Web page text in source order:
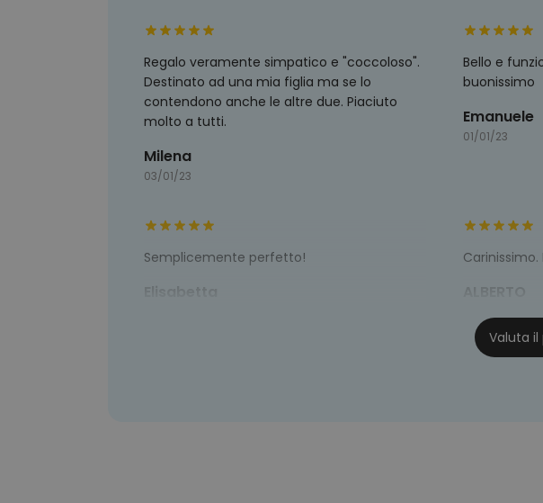
Regalo veramente simpatico e "coccoloso".
Destinato ad una mia figlia ma se lo
contendono anche le altre due. Piaciuto
molto a tutti.
Milena
03/01/23
Bello e
buonissimo
Emanuele
01/01/23
Semplicemente perfetto!
Valuta